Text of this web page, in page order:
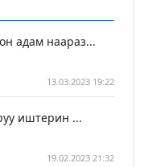
адам наараз...
13.03.2023 19:22
иштерин ...
19.02.2023 21:32